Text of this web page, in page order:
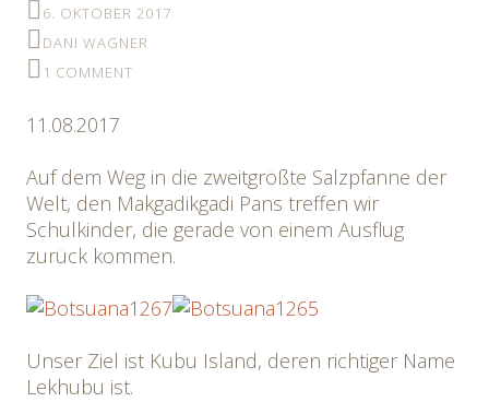
6. OKTOBER 2017
DANI WAGNER
1 COMMENT
11.08.2017
Auf dem Weg in die zweitgrößte Salzpfanne der
Welt, den Makgadikgadi Pans treffen wir
Schulkinder, die gerade von einem Ausflug
zurück kommen.
Unser Ziel ist Kubu Island, deren richtiger Name
Lekhubu ist.